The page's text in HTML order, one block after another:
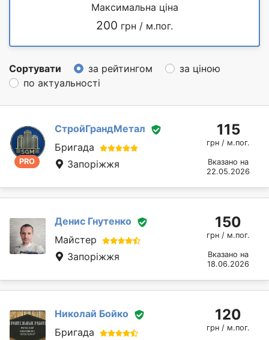
Максимальна ціна
200 грн / м.пог.
Сортувати за рейтингом
за ціною
по актуальності
PRO
СтройГрандМетал
Бригада
Запоріжжя
115
грн / м.пог.
Вказано на
22.05.2026
Денис Гнутенко
Майстер
Запоріжжя
150
грн / м.пог.
Вказано на
18.06.2026
Николай Бойко
Бригада
120
грн / м.пог.